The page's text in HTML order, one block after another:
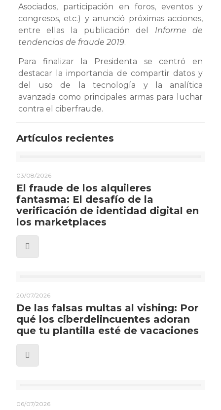
Asociados, participación en foros, eventos y
congresos, etc.) y anunció próximas acciones,
entre ellas la publicación del Informe de
tendencias de fraude 2019.
Para finalizar la Presidenta se centró en
destacar la importancia de compartir datos y
del uso de la tecnología y la analítica
avanzada como principales armas para luchar
contra el ciberfraude.
Artículos recientes
03/08/2026
El fraude de los alquileres
fantasma: El desafío de la
verificación de identidad digital en
los marketplaces
20/07/2026
De las falsas multas al vishing: Por
qué los ciberdelincuentes adoran
que tu plantilla esté de vacaciones
06/07/2026